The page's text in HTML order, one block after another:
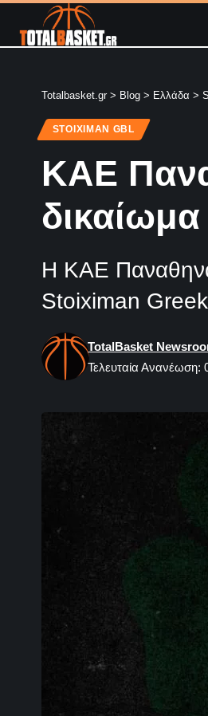
Totalbasket.gr > Blog > Ελλάδα >
STOIXIMAN GBL
ΚΑΕ
Η ΚΑΕ
Stoiximan
Τελευταία Ανανέωση:
TotalBasket